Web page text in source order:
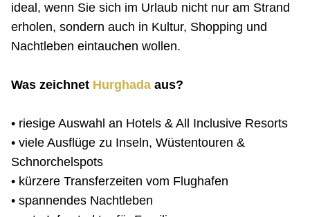
ideal, wenn Sie sich im Urlaub nicht nur am Strand
erholen, sondern auch in Kultur, Shopping und
Nachtleben eintauchen wollen.
Was zeichnet Hurghada aus?
• riesige Auswahl an Hotels & All Inclusive Resorts
• viele Ausflüge zu Inseln, Wüstentouren &
Schnorchelspots
• kürzere Transferzeiten vom Flughafen
• spannendes Nachtleben